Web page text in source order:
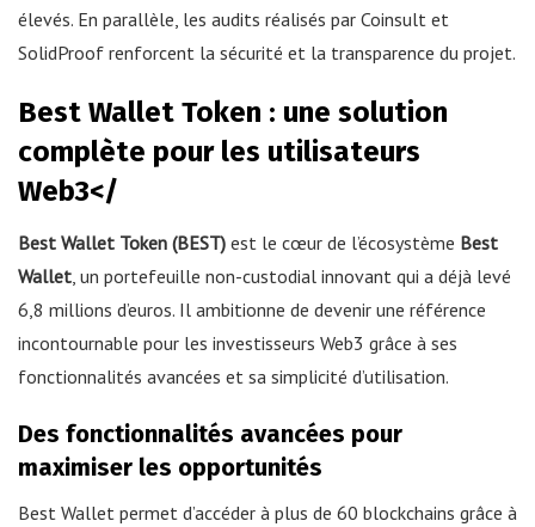
élevés. En parallèle, les audits réalisés par Coinsult et
SolidProof renforcent la sécurité et la transparence du projet.
Best Wallet Token : une solution
complète pour les utilisateurs
Web3</
Best Wallet Token (BEST) est le cœur de l’écosystème Best
Wallet, un portefeuille non-custodial innovant qui a déjà levé
6,8 millions d’euros. Il ambitionne de devenir une référence
incontournable pour les investisseurs Web3 grâce à ses
fonctionnalités avancées et sa simplicité d’utilisation.
Des fonctionnalités avancées pour
maximiser les opportunités
Best Wallet permet d’accéder à plus de 60 blockchains grâce à